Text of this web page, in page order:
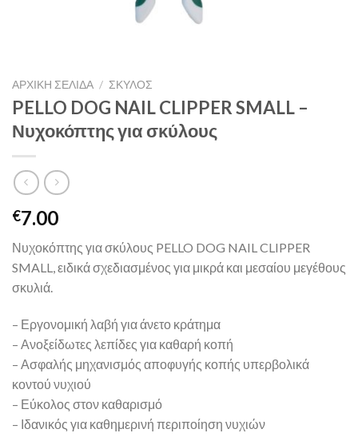
ΑΡΧΙΚΉ ΣΕΛΊΔΑ / ΣΚΥΛΟΣ
PELLO DOG NAIL CLIPPER SMALL –
Νυχοκόπτης για σκύλους
€7.00
Νυχοκόπτης για σκύλους PELLO DOG NAIL CLIPPER
SMALL, ειδικά σχεδιασμένος για μικρά και μεσαίου μεγέθους
σκυλιά.
– Εργονομική λαβή για άνετο κράτημα
– Ανοξείδωτες λεπίδες για καθαρή κοπή
– Ασφαλής μηχανισμός αποφυγής κοπής υπερβολικά
κοντού νυχιού
– Εύκολος στον καθαρισμό
– Ιδανικός για καθημερινή περιποίηση νυχιών